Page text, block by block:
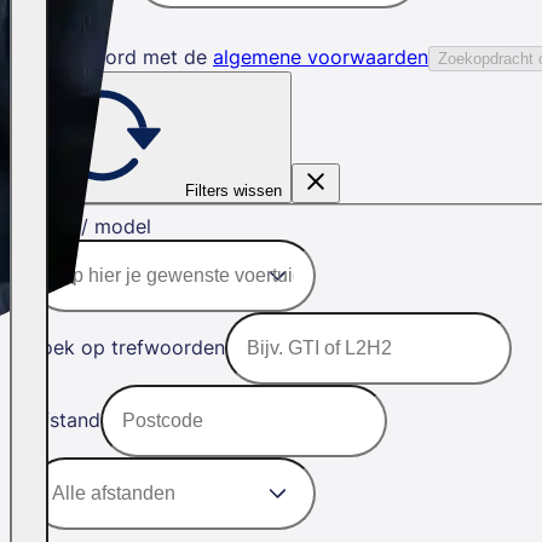
Ik ga akkoord met de algemene voorwaarden Zoekopdracht
Filters wissen
Merk / model
Zoek op trefwoorden
Afstand